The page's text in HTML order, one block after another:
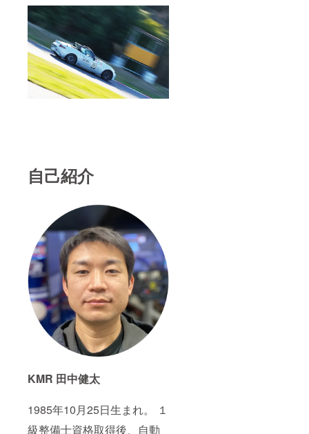
自己紹介
KMR 田中健太
1985年10月25日生まれ。 １
級整備士資格取得後、自動